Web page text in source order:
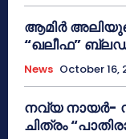
ആമിർ
“ഖലീഫ”
News October 16,
നവ്യ നായർ-
ചിത്രം